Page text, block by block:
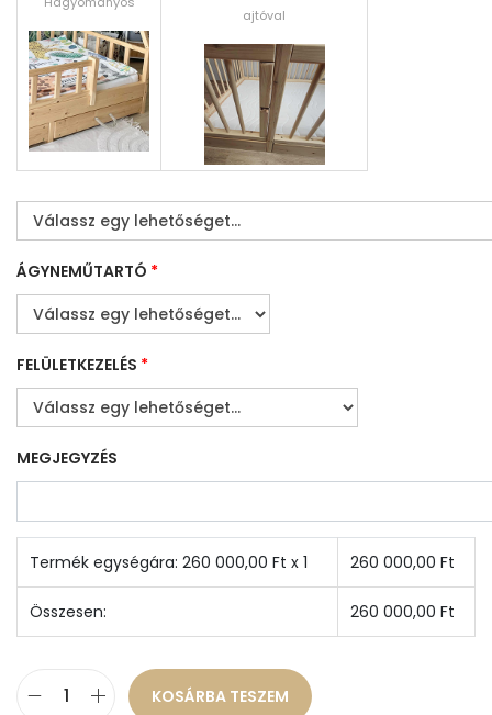
ajtóval
ÁGYNEMŰTARTÓ *
FELÜLETKEZELÉS *
MEGJEGYZÉS
Termék egységára: 260 000,00 Ft x 1 260 000,00 Ft
Összesen: 260 000,00 Ft
KOSÁRBA TESZEM